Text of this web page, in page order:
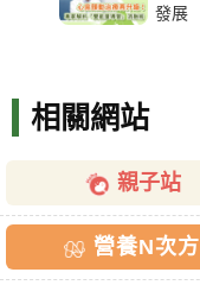
發展
相關網站
親子站
營養N次方